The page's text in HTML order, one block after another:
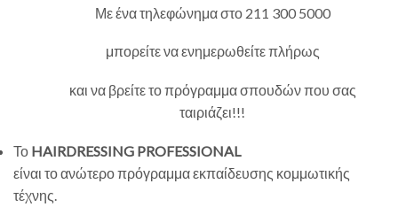
Με ένα τηλεφώνημα στο 211 300 5000
μπορείτε να ενημερωθείτε πλήρως
και να βρείτε το πρόγραμμα σπουδών που σας
ταιριάζει!!!
Το HAIRDRESSING PROFESSIONAL
είναι το ανώτερο πρόγραμμα εκπαίδευσης κομμωτικής
τέχνης.